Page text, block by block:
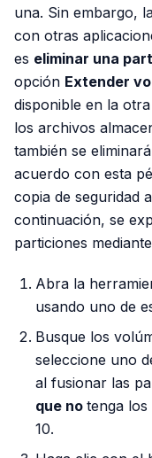
una. Sin embargo,
con otras
es eliminar una
opción Extender
disponible en la
los archivos
también se
acuerdo con esta
copia de seguridad
continuación, se
particiones
Abra la
usando uno de
Busque los
seleccione uno
al fusionar las
que no tenga los
10.